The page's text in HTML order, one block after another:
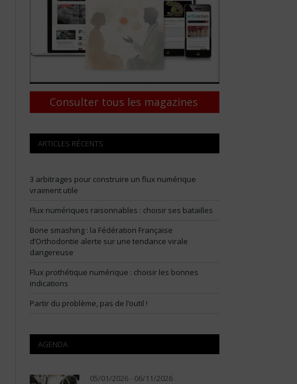
Consulter tous les magazines
ARTICLES RÉCENTS
3 arbitrages pour construire un flux numérique
vraiment utile
Flux numériques raisonnables : choisir ses batailles
Bone smashing : la Fédération Française
d’Orthodontie alerte sur une tendance virale
dangereuse
Flux prothétique numérique : choisir les bonnes
indications
Partir du problème, pas de l’outil !
AGENDA
05/01/2026 - 06/11/2026